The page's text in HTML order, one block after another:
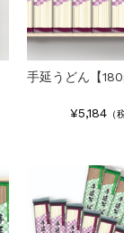
手延うどん【
¥5,184（